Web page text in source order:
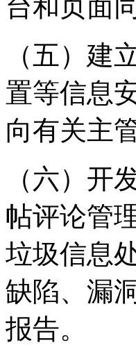
台和页面
（五）建
置等信息
向有关主
（六）开
帖评论管
垃圾信息
缺陷、漏
报告。